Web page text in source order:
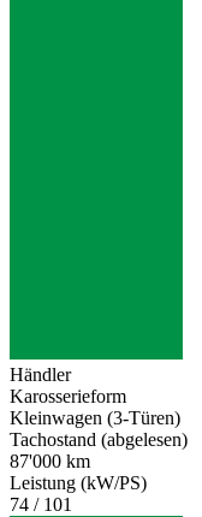
Händler
Karosserieform
Kleinwagen (3-Türen)
Tachostand (abgelesen)
87'000 km
Leistung (kW/PS)
74 / 101